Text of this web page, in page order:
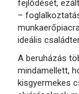
fejlődését,
–
ideális
A beruházás
mindamellett,
kisgyermekes